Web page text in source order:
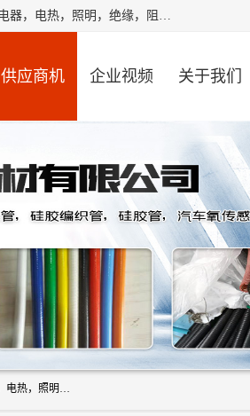
江阴华月电材有限公司是一家硅胶管厂家，主要从事：硅胶编织管、汽车氧传感器套管；产品用于电器，电热，照明，绝缘，阻燃，耐电压，耐热耐高温产品！其中汽车点火线套管，汽车氧传感器套管，波纹套管，平纹套管，外胶内纤套管，波纹橡胶管，多般用于汽车内束线，绝缘，耐高温阻燃，保护等作用。本公司秉承“顾客至上,锐意进取”的经营理念,原则为广大客户提供服务。欢迎广大客户惠顾！
供应商机 企业视频 关于我们
江阴华月电材有限公司是一家硅胶管厂家，主要从事：硅胶编织管、汽车氧传感器套管；产品用于电器，电热，照明，绝缘，阻燃，耐电压，耐热耐高温产品！其中汽车点火线套管，汽车氧传感器套管，波纹套管，平纹套管，外胶内纤套管，波纹橡胶管，多般用于汽车内束线，绝缘，耐高温阻燃，保护等作用。本公司秉承“顾客至上,锐意进取”的经营理念,原则为广大客户提供服务。欢迎广大客户惠顾！